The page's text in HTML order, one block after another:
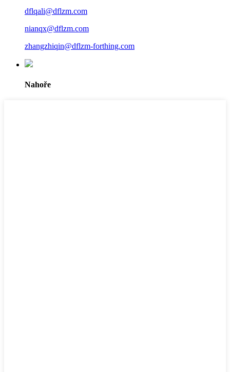
dflqali@dflzm.com
nianqx@dflzm.com
zhangzhiqin@dflzm-forthing.com
Nahoře